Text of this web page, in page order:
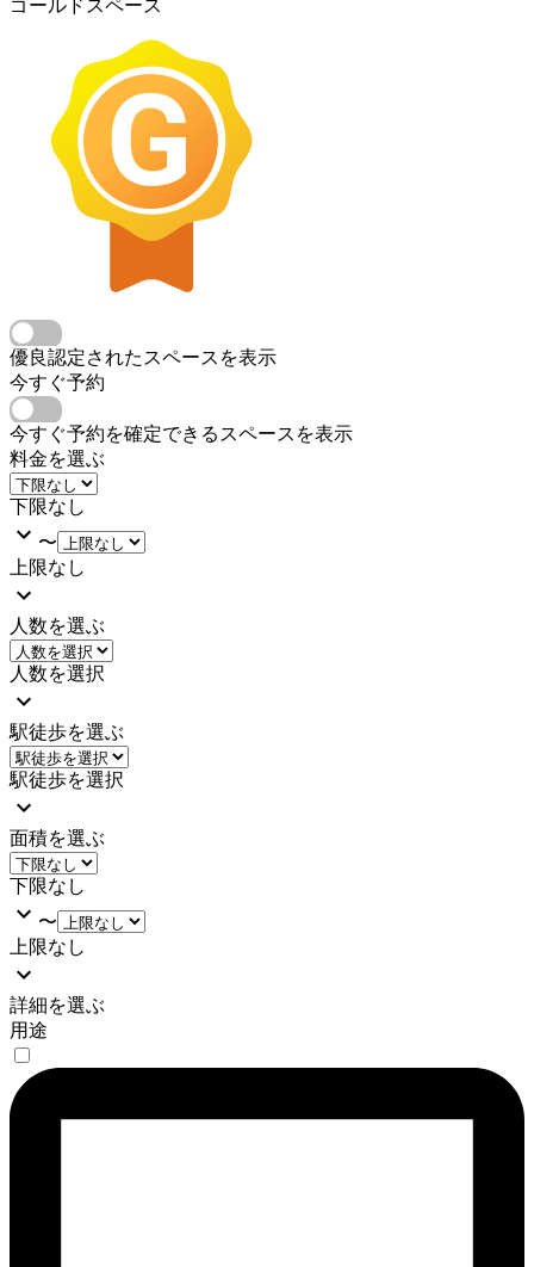
ゴールドスペース
優良認定されたスペースを表示
今すぐ予約
今すぐ予約を確定できるスペースを表示
料金を選ぶ
下限なし
〜
上限なし
人数を選ぶ
人数を選択
駅徒歩を選ぶ
駅徒歩を選択
面積を選ぶ
下限なし
〜
上限なし
詳細を選ぶ
用途